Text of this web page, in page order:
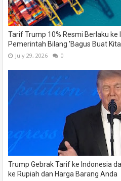
Tarif Trump 10% Resmi Berlaku ke
Pemerintah Bilang 'Bagus Buat
July 29, 2026 0
Trump Gebrak Tarif ke Indonesia
ke Rupiah dan Harga Barang Anda